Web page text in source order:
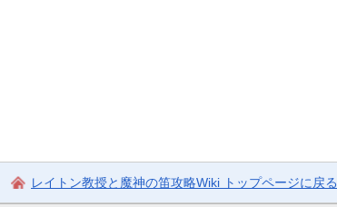
レイトン教授と魔神の笛攻略Wiki トップページに戻る